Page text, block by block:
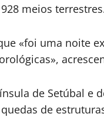
meios
«foi uma noite
de Setúbal e
de